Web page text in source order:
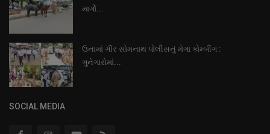
માર્ગો...
ઉનામાં ગીર સોમનાથ પોલીસનું મેગા કોમ્બીંગ :
ગુનેગારોમાં...
SOCIAL MEDIA